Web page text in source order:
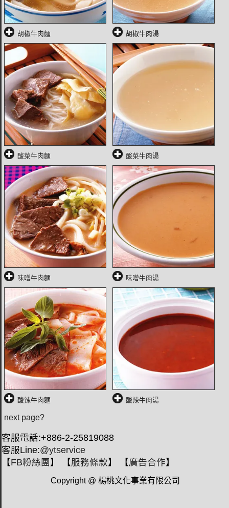
胡椒牛肉麵 胡椒牛肉湯
酸菜牛肉麵 酸菜牛肉湯
味噌牛肉麵 味噌牛肉湯
酸辣牛肉麵 酸辣牛肉湯
next page?
客服電話:+886-2-25819088
客服Line:@ytservice
【FB粉絲團 】 【服務條款】 【廣告合作】
Copyright @ 楊桃文化事業有限公司